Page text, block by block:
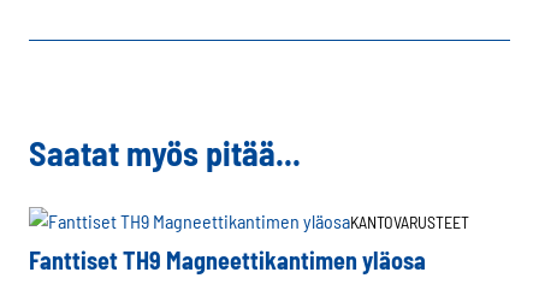
Saatat myös pitää...
KANTOVARUSTEET
Fanttiset TH9 Magneettikantimen yläosa